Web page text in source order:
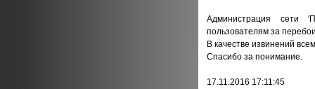
Администрация сети
пользователям за
В качестве извинений
Спасибо за понимание.
17.11.2016 17:11:45